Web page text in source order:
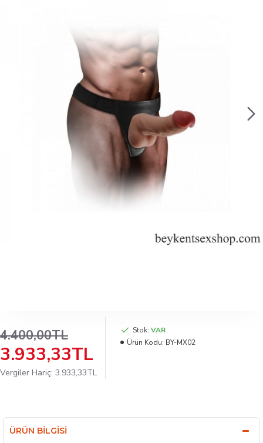
3.933,33TL
4.400,00TL
Vergiler Hariç: 3.933,33TL
Stok: VAR
Ürün Kodu: BY-MX02
ÜRÜN BILGISI